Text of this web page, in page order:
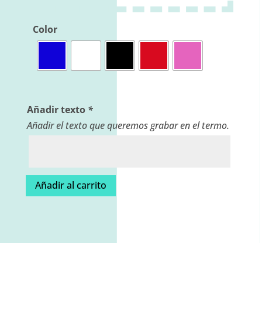
Color
Añadir texto *
Añadir el texto que queremos grabar en el termo.
Añadir al carrito